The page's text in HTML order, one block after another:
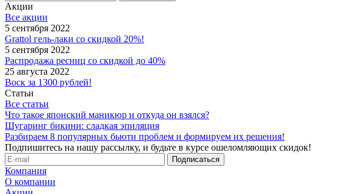
Акции
Все акции
5 сентября 2022
Grattol гель-лаки со скидкой 20%!
5 сентября 2022
Распродажа ресниц со скидкой до 40%
25 августа 2022
Воск за 1300 рублей!
Статьи
Все статьи
Что такое японский маникюр и откуда он взялся?
Шугаринг бикини: сладкая эпиляция
Разбираем 8 популярных бьюти проблем и формируем их решения!
Подпишитесь на нашу рассылку, и будьте в курсе ошеломляющих скидок!
Компания
О компании